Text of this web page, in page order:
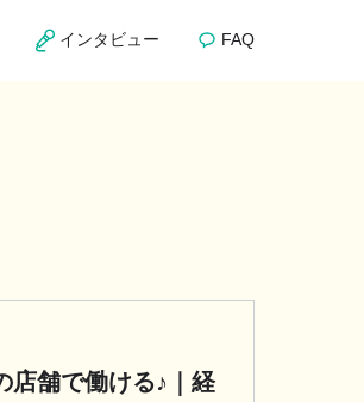
インタビュー FAQ
店舗で働ける♪｜経